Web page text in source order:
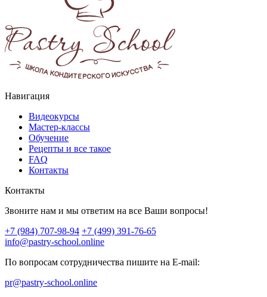
Навигация
Видеокурсы
Мастер-классы
Обучение
Рецепты и все такое
FAQ
Контакты
Контакты
Звоните нам и мы ответим на все Ваши вопросы!
+7 (984) 707-98-94 +7 (499) 391-76-65
info@pastry-school.online
По вопросам сотрудничества пишите на E-mail:
pr@pastry-school.online